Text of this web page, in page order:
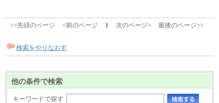
<<先頭のページ <前のページ 1 次のページ> 最後のページ>>
検索をやりなおす
他の条件で検索
キーワードで探す